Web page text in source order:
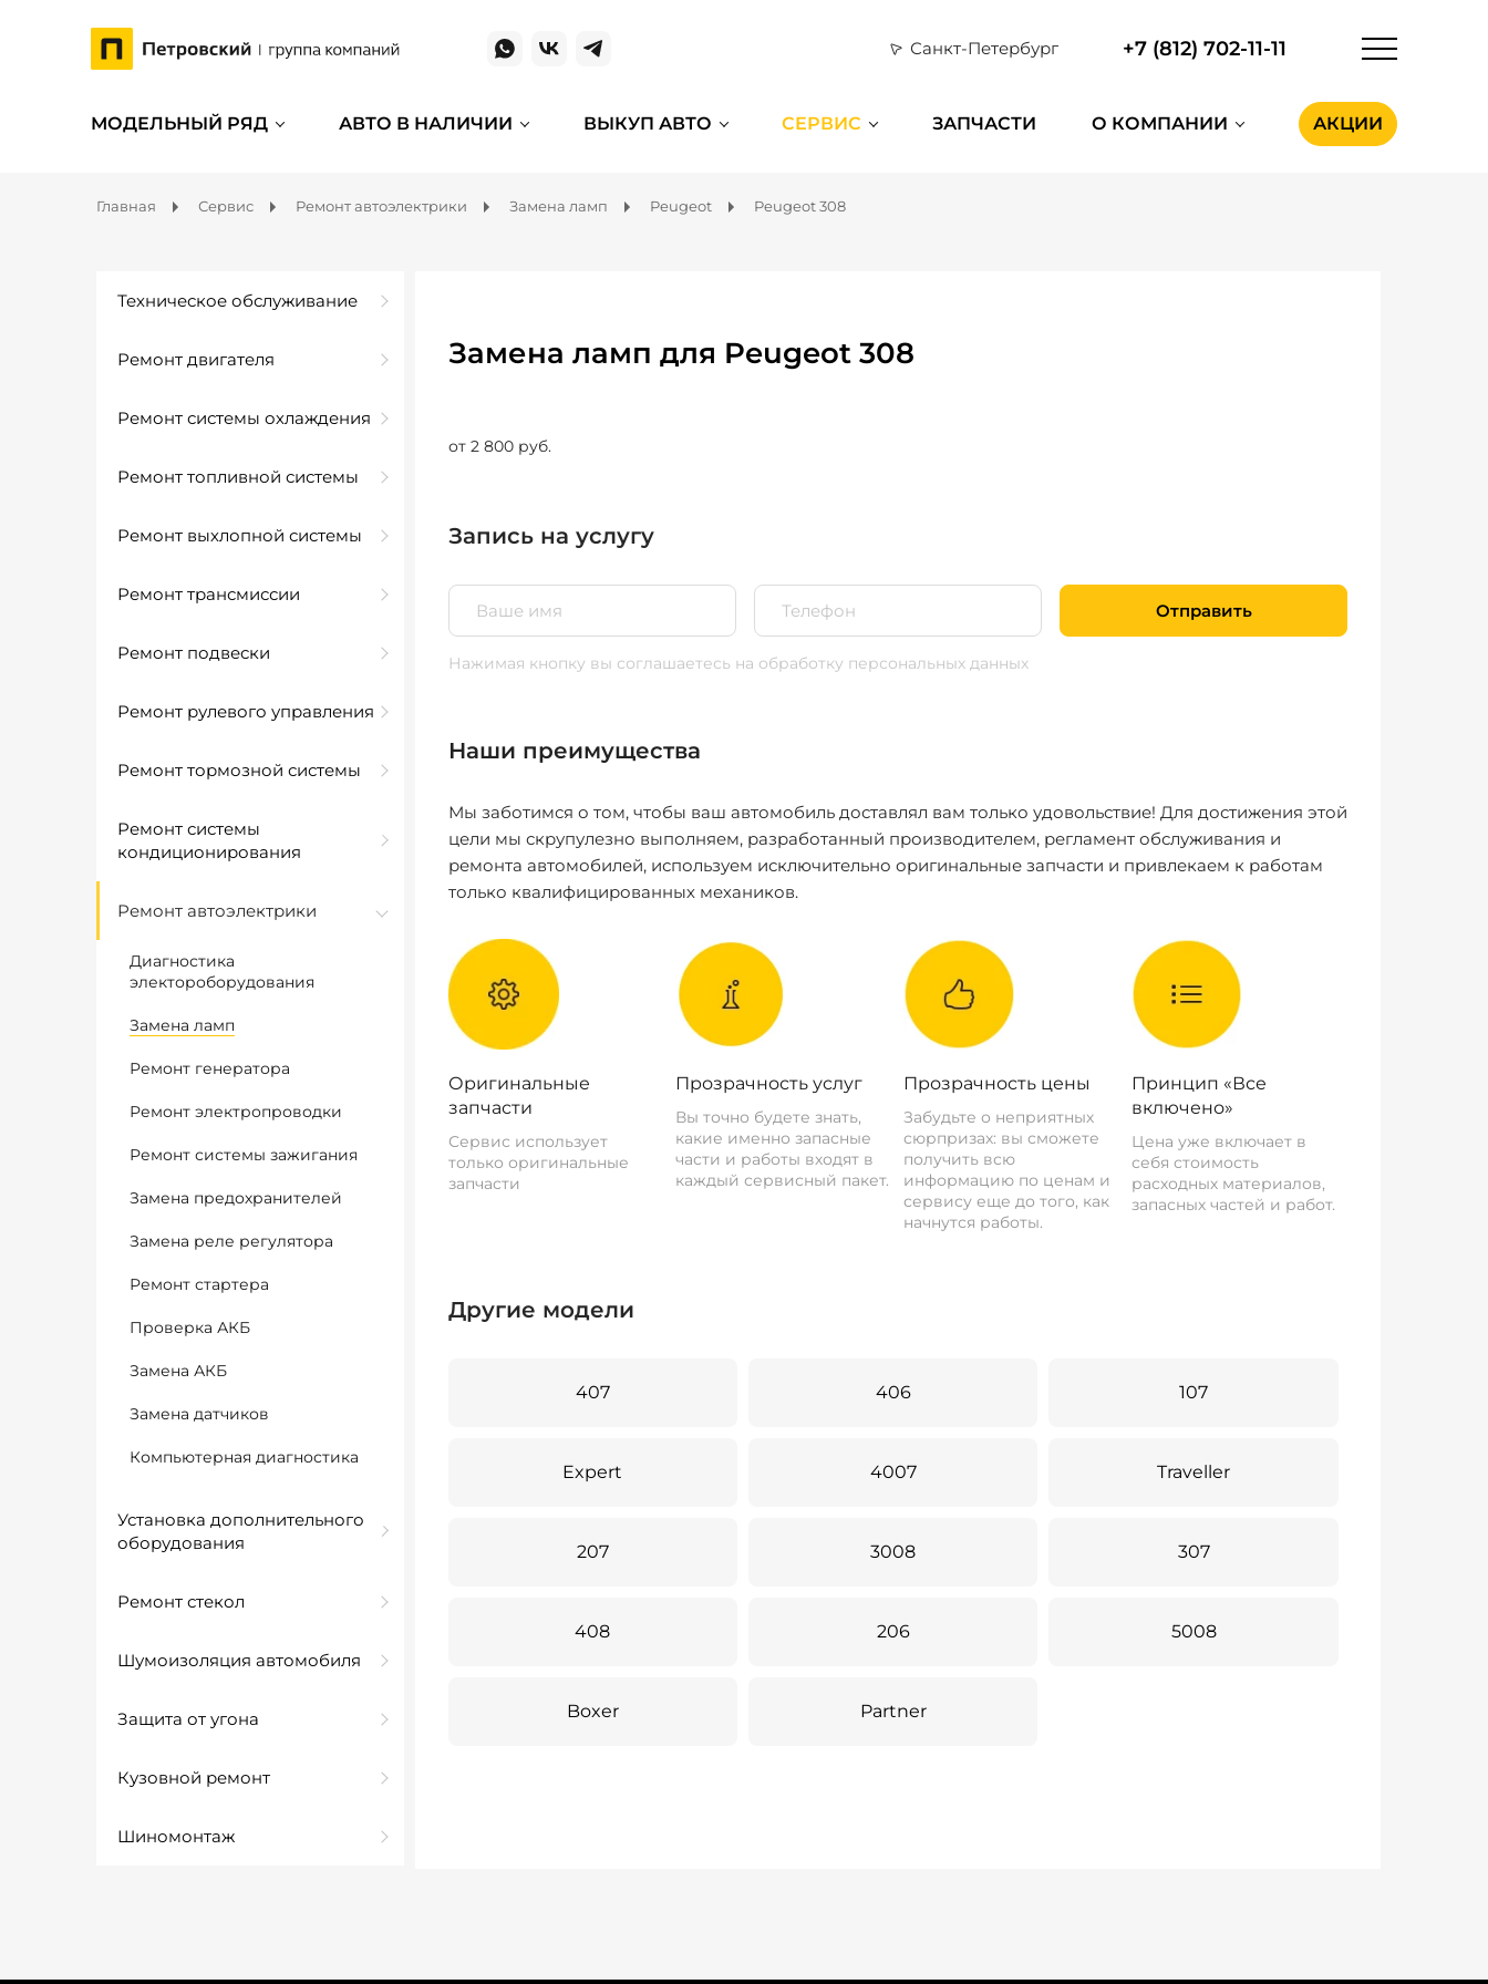
Санкт-Петербург +7 (812) 702-11-11
МОДЕЛЬНЫЙ РЯД АВТО В НАЛИЧИИ ВЫКУП АВТО СЕРВИС ЗАПЧАСТИ О КОМПАНИИ АКЦИИ
Главная Сервис Ремонт автоэлектрики Замена ламп Peugeot Peugeot 308
Техническое обслуживание
Ремонт двигателя
Ремонт системы охлаждения
Ремонт топливной системы
Ремонт выхлопной системы
Ремонт трансмиссии
Ремонт подвески
Ремонт рулевого управления
Ремонт тормозной системы
Ремонт системы
кондиционирования
Ремонт автоэлектрики
Диагностика
электороборудования
Замена ламп
Ремонт генератора
Ремонт электропроводки
Ремонт системы зажигания
Замена предохранителей
Замена реле регулятора
Ремонт стартера
Проверка АКБ
Замена АКБ
Замена датчиков
Компьютерная диагностика
Установка дополнительного
оборудования
Ремонт стекол
Шумоизоляция автомобиля
Защита от угона
Кузовной ремонт
Шиномонтаж
Замена ламп для Peugeot 308
от 2 800 руб.
Запись на услугу
Отправить
Нажимая кнопку вы соглашаетесь на обработку персональных данных
Наши преимущества
Мы заботимся о том, чтобы ваш автомобиль доставлял вам только удовольствие! Для достижения этой
цели мы скрупулезно выполняем, разработанный производителем, регламент обслуживания и
ремонта автомобилей, используем исключительно оригинальные запчасти и привлекаем к работам
только квалифицированных механиков.
Оригинальные
запчасти
Сервис использует
только оригинальные
запчасти
Прозрачность услуг
Вы точно будете знать,
какие именно запасные
части и работы входят в
каждый сервисный пакет.
Прозрачность цены
Забудьте о неприятных
сюрпризах: вы сможете
получить всю
информацию по ценам и
сервису еще до того, как
начнутся работы.
Принцип «Все
включено»
Цена уже включает в
себя стоимость
расходных материалов,
запасных частей и работ.
Другие модели
407 406 107
Expert 4007 Traveller
207 3008 307
408 206 5008
Boxer Partner